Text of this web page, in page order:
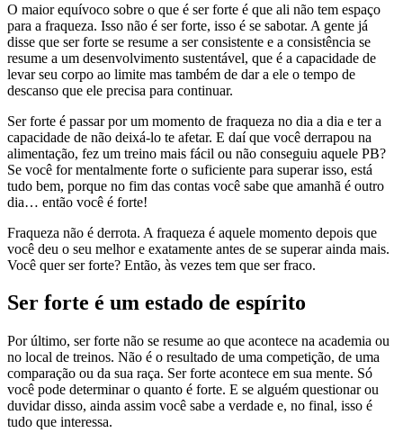
O maior equívoco sobre o que é ser forte é que ali não tem espaço
para a fraqueza. Isso não é ser forte, isso é se sabotar. A gente já
disse que ser forte se resume a ser consistente e a consistência se
resume a um desenvolvimento sustentável, que é a capacidade de
levar seu corpo ao limite mas também de dar a ele o tempo de
descanso que ele precisa para continuar.
Ser forte é passar por um momento de fraqueza no dia a dia e ter a
capacidade de não deixá-lo te afetar. E daí que você derrapou na
alimentação, fez um treino mais fácil ou não conseguiu aquele PB?
Se você for mentalmente forte o suficiente para superar isso, está
tudo bem, porque no fim das contas você sabe que amanhã é outro
dia… então você é forte!
Fraqueza não é derrota. A fraqueza é aquele momento depois que
você deu o seu melhor e exatamente antes de se superar ainda mais.
Você quer ser forte? Então, às vezes tem que ser fraco.
Ser forte é um estado de espírito
Por último, ser forte não se resume ao que acontece na academia ou
no local de treinos. Não é o resultado de uma competição, de uma
comparação ou da sua raça. Ser forte acontece em sua mente. Só
você pode determinar o quanto é forte. E se alguém questionar ou
duvidar disso, ainda assim você sabe a verdade e, no final, isso é
tudo que interessa.